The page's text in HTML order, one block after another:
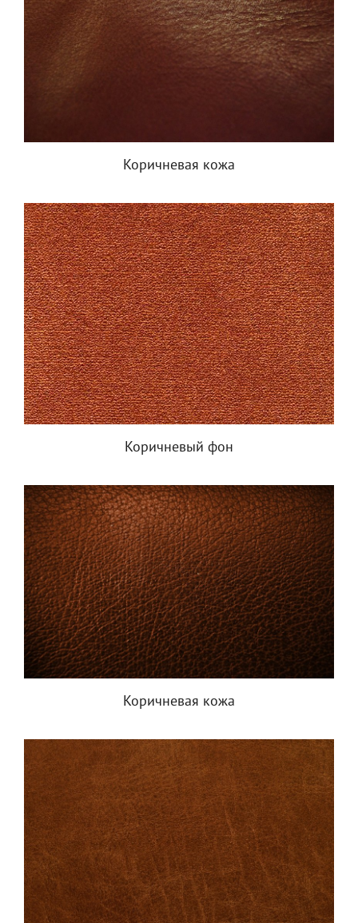
Коричневая кожа
Коричневый фон
Коричневая кожа